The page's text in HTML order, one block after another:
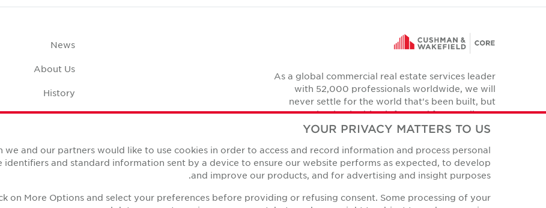
As a global commercial real estate services leader
with 52,000 professionals worldwide, we will
never settle for the world that's been built, but
relentlessly drive it forward for our clients,
colleagues and communities.
LinkedIn
Facebook
Twitter
Instagram
YouTube
News
About Us
History
Case Studies
YOUR PRIVACY MATTERS TO US
we and our partners would like to use cookies in order to access and record information and process personal
identifiers and standard information sent by a device to ensure our website performs as expected, to develop
and improve our products, and for advertising and insight purposes.
on More Options and select your preferences before providing or refusing consent. Some processing of your